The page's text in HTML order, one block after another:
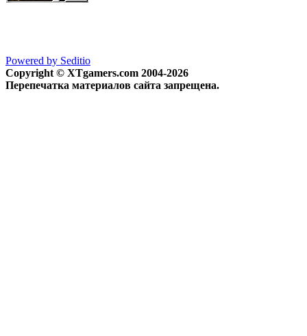
Powered by Seditio
Copyright © XTgamers.com 2004-2026
Перепечатка материалов сайта запрещена.